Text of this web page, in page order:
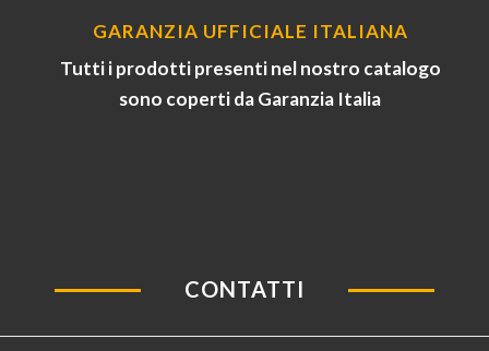
GARANZIA UFFICIALE ITALIANA
Tutti i prodotti presenti nel nostro catalogo
sono coperti da Garanzia Italia
CONTATTI